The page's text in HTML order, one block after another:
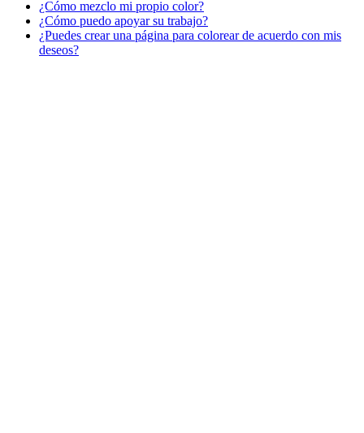
Libros para colorear para niños
Nezaradené
¿Cómo mezclo mi propio color?
¿Cómo puedo apoyar su trabajo?
¿Puedes crear una página para colorear de acuerdo con mis
deseos?